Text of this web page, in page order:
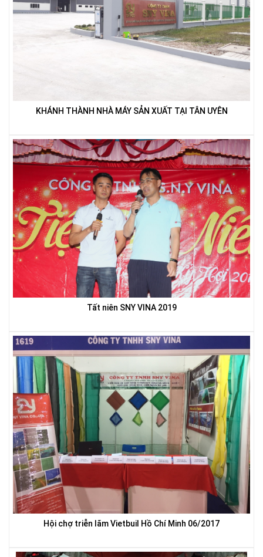
LƯỚI HÀNG RÀO HÌNH VUÔNG
LƯỚI CHE NẮNG
LƯỚI CHE NẮNG
LƯỚI CHẮN ĐỘNG VẬT
LƯỚI XÂY DỰNG
KHÁNH THÀNH NHÀ MÁY SẢN XUẤT TẠI TÂN UYÊN
Tất niên SNY VINA 2019
Hội chợ triễn lãm Vietbuil Hồ Chí Minh 06/2017